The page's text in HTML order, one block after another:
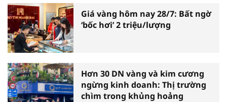
Giá vàng hôm nay 28/7: Bất ngờ
‘bốc hơi’ 2 triệu/lượng
Hơn 30 DN vàng và kim cương
ngừng kinh doanh: Thị trường
chìm trong khủng hoảng